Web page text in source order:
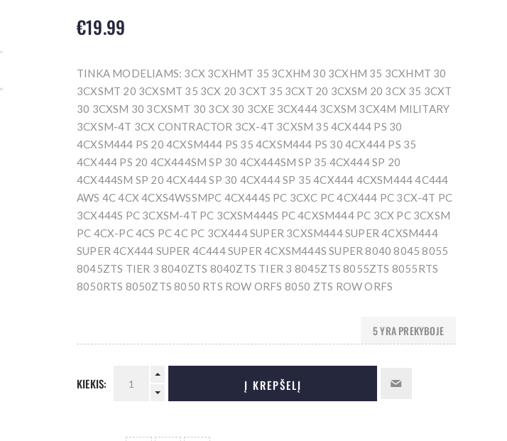
€19.99
TINKA MODELIAMS: 3CX 3CXHMT 35 3CXHM 30 3CXHM 35 3CXHMT 30
3CXSMT 20 3CXSMT 35 3CX 20 3CXT 35 3CXT 20 3CXSM 20 3CX 35 3CXT
30 3CXSM 30 3CXSMT 30 3CX 30 3CXE 3CX444 3CXSM 3CX4M MILITARY
3CXSM-4T 3CX CONTRACTOR 3CX-4T 3CXSM 35 4CX444 PS 30
4CXSM444 PS 20 4CXSM444 PS 35 4CXSM444 PS 30 4CX444 PS 35
4CX444 PS 20 4CX444SM SP 30 4CX444SM SP 35 4CX444 SP 20
4CX444SM SP 20 4CX444 SP 30 4CX444 SP 35 4CX444 4CXSM444 4C444
AWS 4C 4CX 4CXS4WSSMPC 4CX444S PC 3CXC PC 4CX444 PC 3CX-4T PC
3CX444S PC 3CXSM-4T PC 3CXSM444S PC 4CXSM444 PC 3CX PC 3CXSM
PC 4CX-PC 4CS PC 4C PC 3CX444 SUPER 3CXSM444 SUPER 4CXSM444
SUPER 4CX444 SUPER 4C444 SUPER 4CXSM444S SUPER 8040 8045 8055
8045ZTS TIER 3 8040ZTS 8040ZTS TIER 3 8045ZTS 8055ZTS 8055RTS
8050RTS 8050ZTS 8050 RTS ROW ORFS 8050 ZTS ROW ORFS
5 YRA PREKYBOJE
KIEKIS: Į KREPŠELĮ